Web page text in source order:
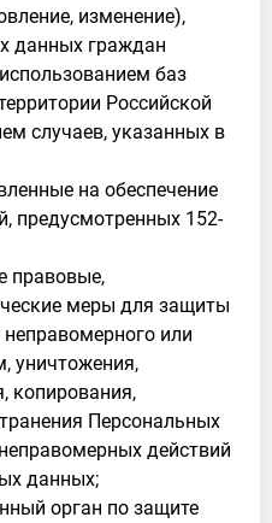
изменение),
данных граждан
баз
Российской
случаев, указанных в
на обеспечение
предусмотренных 152-
правовые,
меры для защиты
или
уничтожения,
копирования,
Персональных
действий
данных;
орган по защите